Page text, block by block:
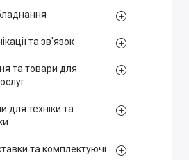
та зв'язок
та товари для
для техніки та
та комплектуючі